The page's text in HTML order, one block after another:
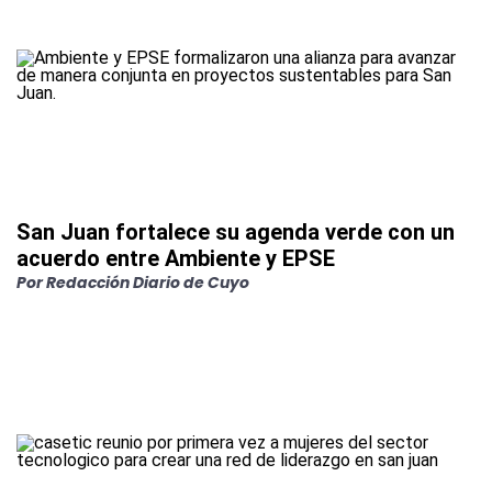
San Juan fortalece su agenda verde con un
acuerdo entre Ambiente y EPSE
PorRedacción Diario de Cuyo